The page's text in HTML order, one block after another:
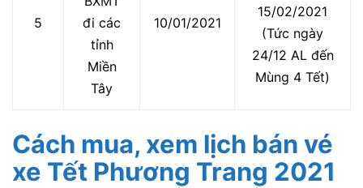
5
đi các
tỉnh
Miền
Tây
10/01/2021
15/02/2021
(Tức ngày
24/12 AL đến
Mùng 4 Tết)
Cách mua, xem lịch bán vé
xe Tết Phương Trang 2021